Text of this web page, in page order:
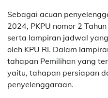
Sebagai acuan
2024, PKPU nomor 2
serta lampiran jadwal
oleh KPU RI. Dalam
tahapan Pemilihan yang
yaitu, tahapan persiapan
penyelenggaraan.